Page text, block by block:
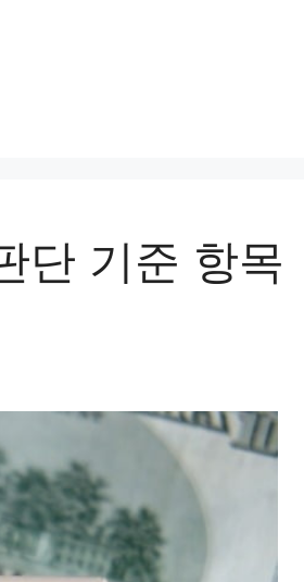
단 기준 항목